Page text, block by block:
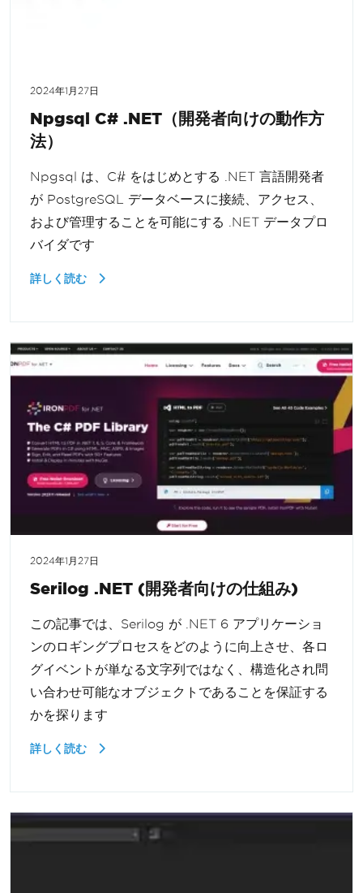
2024年1月27日
Npgsql C# .NET（開発者向けの動作方
法）
Npgsql は、C# をはじめとする .NET 言語開発者
が PostgreSQL データベースに接続、アクセス、
および管理することを可能にする .NET データプロ
バイダです
詳しく読む
2024年1月27日
Serilog .NET (開発者向けの仕組み)
この記事では、Serilog が .NET 6 アプリケーショ
ンのロギングプロセスをどのように向上させ、各ロ
グイベントが単なる文字列ではなく、構造化され問
い合わせ可能なオブジェクトであることを保証する
かを探ります
詳しく読む